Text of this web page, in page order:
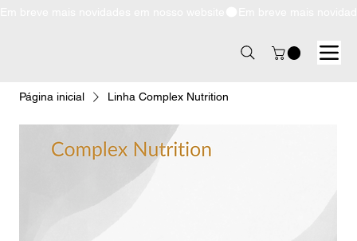
Página inicial Linha Complex Nutrition